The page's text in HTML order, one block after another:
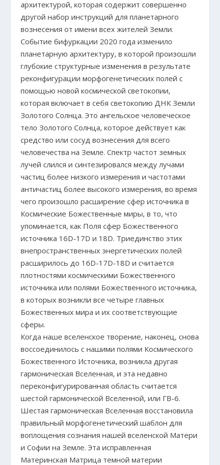
архитектурой, которая содержит совершенно
другой набор инструкций для планетарного
вознесения от имени всех жителей Земли.
Событие бифуркации 2020 года изменило
планетарную архитектуру, в которой произошли
глубокие структурные изменения в результате
реконфигурации морфогенетических полей с
помощью новой космической светокопии,
которая включает в себя светокопию ДНК Земли
Золотого Солнца. Это ангельское человеческое
тело Золотого Солнца, которое действует как
средство или сосуд вознесения для всего
человечества на Земле. Спектр частот земных
лучей слился и синтезировался между лучами
частиц более низкого измерения и частотами
античастиц более высокого измерения, во время
чего произошло расширение сфер источника в
Космические Божественные миры, в то, что
упоминается, как Поля сфер Божественного
источника 16D-17D и 18D. Триединство этих
внепространственных энергетических полей
расширилось до 16D-17D-18D и считается
плотностями космическими Божественного
источника или полями Божественного источника,
в которых возникли все четыре главных
Божественных мира и их соответствующие
сферы.
Когда наше вселенское творение, наконец, снова
воссоединилось с нашими полями Космического
Божественного Источника, возникла другая
гармоническая Вселенная, и эта недавно
переконфигурированная область считается
шестой гармонической Вселенной, или ГВ-6.
Шестая гармоническая Вселенная восстановила
правильный морфогенетический шаблон для
воплощения сознания нашей вселенской Матери
и Софии на Земле. Эта исправленная
Материнская Матрица темной материи